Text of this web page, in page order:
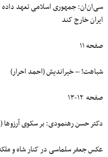
سی‌ان‌ان: جمهوری اسلامی تعهد داده
ایران خارج کند
صفحه ۱۱
شباهت! – خیراندیش (احمد احرار)
صفحه ۱۲-۱۳
دکتر حسن رهنمودی: بر سکوی آرزوها (۱)
عکس جعفر سلماسی در کنار شاه و